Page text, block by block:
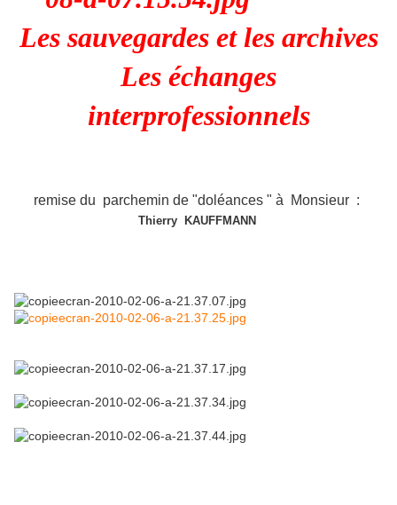
Les sauvegardes et les archives
Les échanges
interprofessionnels
remise du parchemin de "doléances " à Monsieur :
Thierry KAUFFMANN